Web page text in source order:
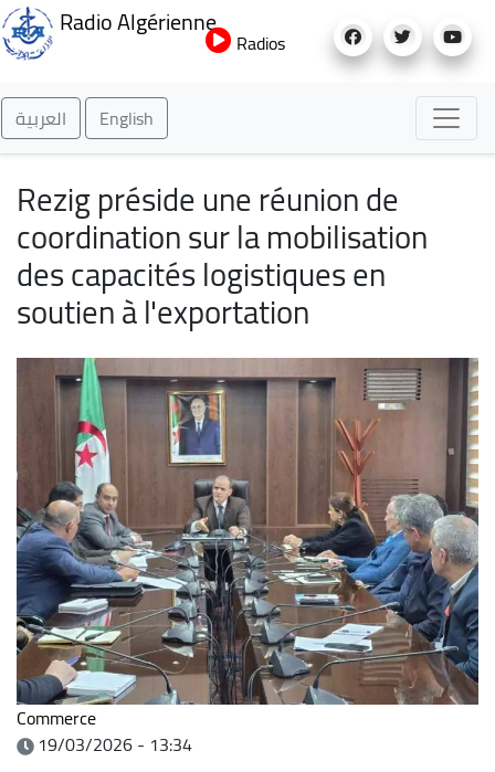
au
Radio Algérienne
Radios
العربية English
Rezig préside une réunion de
coordination sur la mobilisation
des capacités logistiques en
soutien à l'exportation
Commerce
19/03/2026 - 13:34